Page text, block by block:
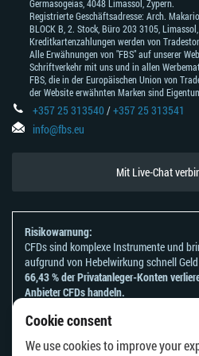
Cookie consent
We use cookies to improve your
Germasogeias, 4048 Limassol, Zypern.
Registrierte Geschäftsadresse: Arch.
BLOCK В, 2. Stock, Büro 203 3105,
Kreditkartenzahlungen werden von
Alle Erwähnungen von "FBS" auf unserer
Schriftverkehr mit uns und in allen
FBS, die in der Europäischen Union von
der Website erwähnten Marken sind
+357 25 313540/+357 25 313541
info@fbs.eu
Mit Live-Chat
Risikowarnung:
CFDs sind komplexe Instrumente und
aufgrund von Hebelwirkung schnell
66,43 % der Privatanleger-Konten
Anbieter CFDs handeln.
ob Sie es sich leisten können, zu
Bitte beachten Sie unsere
Die Informationen auf dieser Website